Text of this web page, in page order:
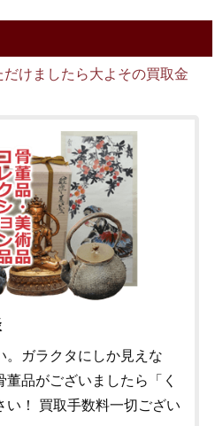
けましたら大よその買取金
。ガラクタにしか見えな
品がございましたら「く
い！ 買取手数料一切ござい